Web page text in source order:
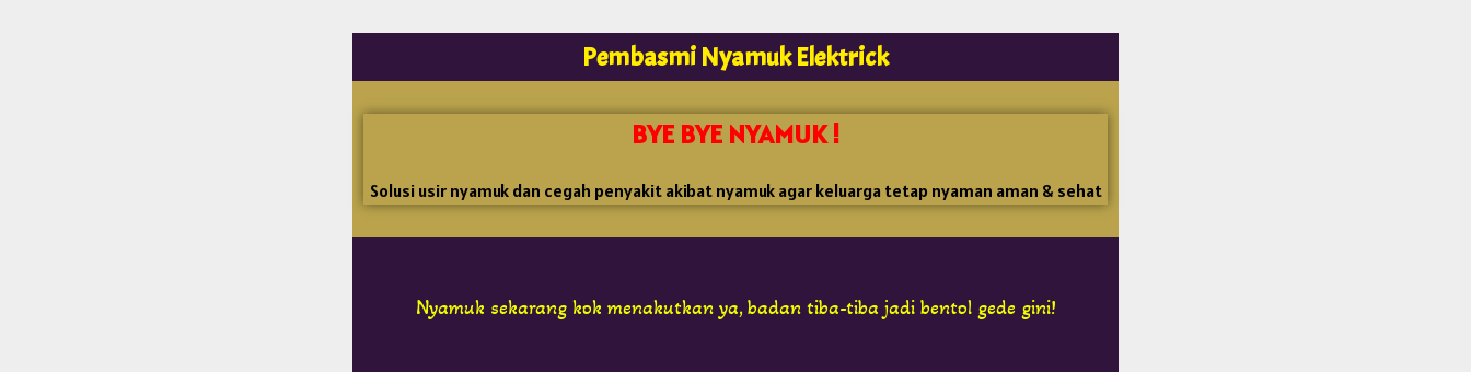
Pembasmi Nyamuk Elektrick
BYE BYE NYAMUK !
Solusi usir nyamuk dan cegah penyakit akibat nyamuk agar keluarga tetap nyaman aman & sehat
Nyamuk sekarang kok menakutkan ya, badan tiba-tiba jadi bentol gede gini!